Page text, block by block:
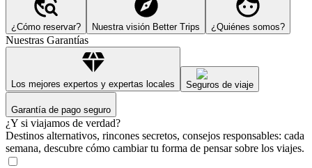
¿Cómo reservar? Nuestra visión Better Trips ¿Quiénes somos?
Nuestras Garantías
Los mejores expertos y expertas locales Seguros de viaje
Garantía de pago seguro
¿Y si viajamos de verdad?
Destinos alternativos, rincones secretos, consejos responsables: cada
semana, descubre cómo cambiar tu forma de pensar sobre los viajes.